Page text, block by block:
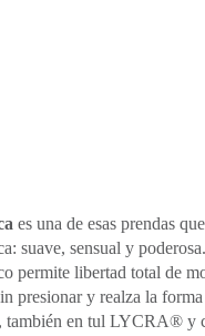
es una de esas prendas
suave, sensual y
permite libertad total de
presionar y realza la
también en tul LYCRA® y